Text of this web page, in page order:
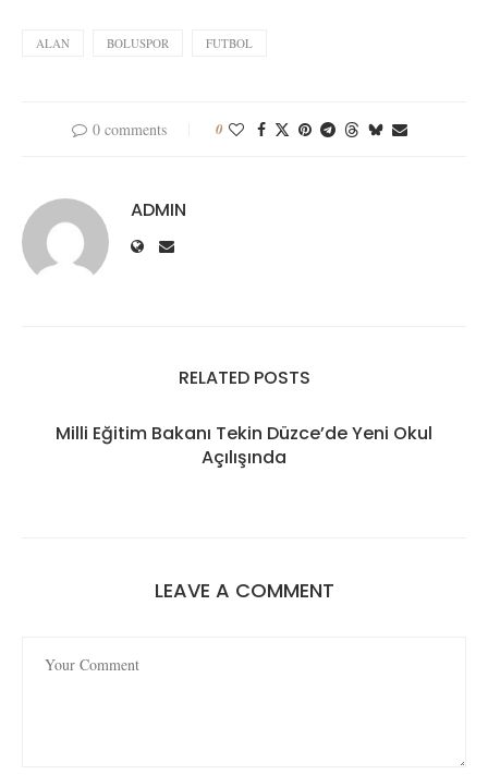
ALAN BOLUSPOR FUTBOL
0 comments 0
ADMIN
RELATED POSTS
Milli Eğitim Bakanı Tekin Düzce’de Yeni Okul
Açılışında
LEAVE A COMMENT